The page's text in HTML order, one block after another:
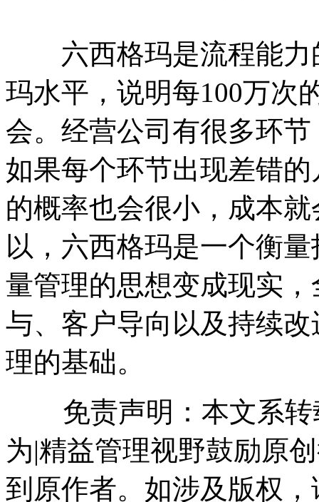
六西格玛是流程能力
玛水平，说明每100万次
会。经营公司有很多环
如果每个环节出现差错
的概率也会很小，成本
以，六西格玛是一个衡
量管理的思想变成现实
与、客户导向以及持续
理的基础。
免责声明：本文系转
为|精益管理视野鼓励原
到原作者。如涉及版权，